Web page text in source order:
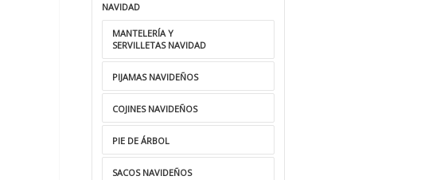
NAVIDAD
MANTELERÍA Y
SERVILLETAS NAVIDAD
PIJAMAS NAVIDEÑOS
COJINES NAVIDEÑOS
PIE DE ÁRBOL
SACOS NAVIDEÑOS